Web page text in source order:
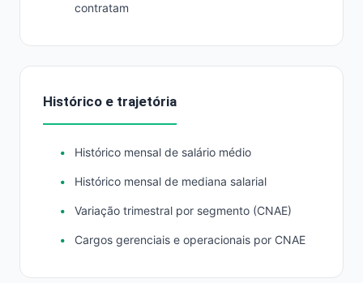
contratam
Histórico e trajetória
Histórico mensal de salário médio
Histórico mensal de mediana salarial
Variação trimestral por segmento (CNAE)
Cargos gerenciais e operacionais por CNAE